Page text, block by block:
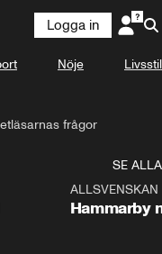
Logga in
Nöje Livsstil
frågor
SE ALLA
ALLSVENSKAN
Hammarby